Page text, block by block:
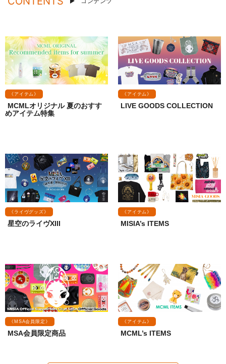
《アイテム》
MCMLオリジナル 夏のおすす
めアイテム特集
《アイテム》
LIVE GOODS COLLECTION
《ライヴグッズ》
星空のライヴXIII
《アイテム》
MISIA’s ITEMS
《MSA会員限定》
MSA会員限定商品
《アイテム》
MCML’s ITEMS